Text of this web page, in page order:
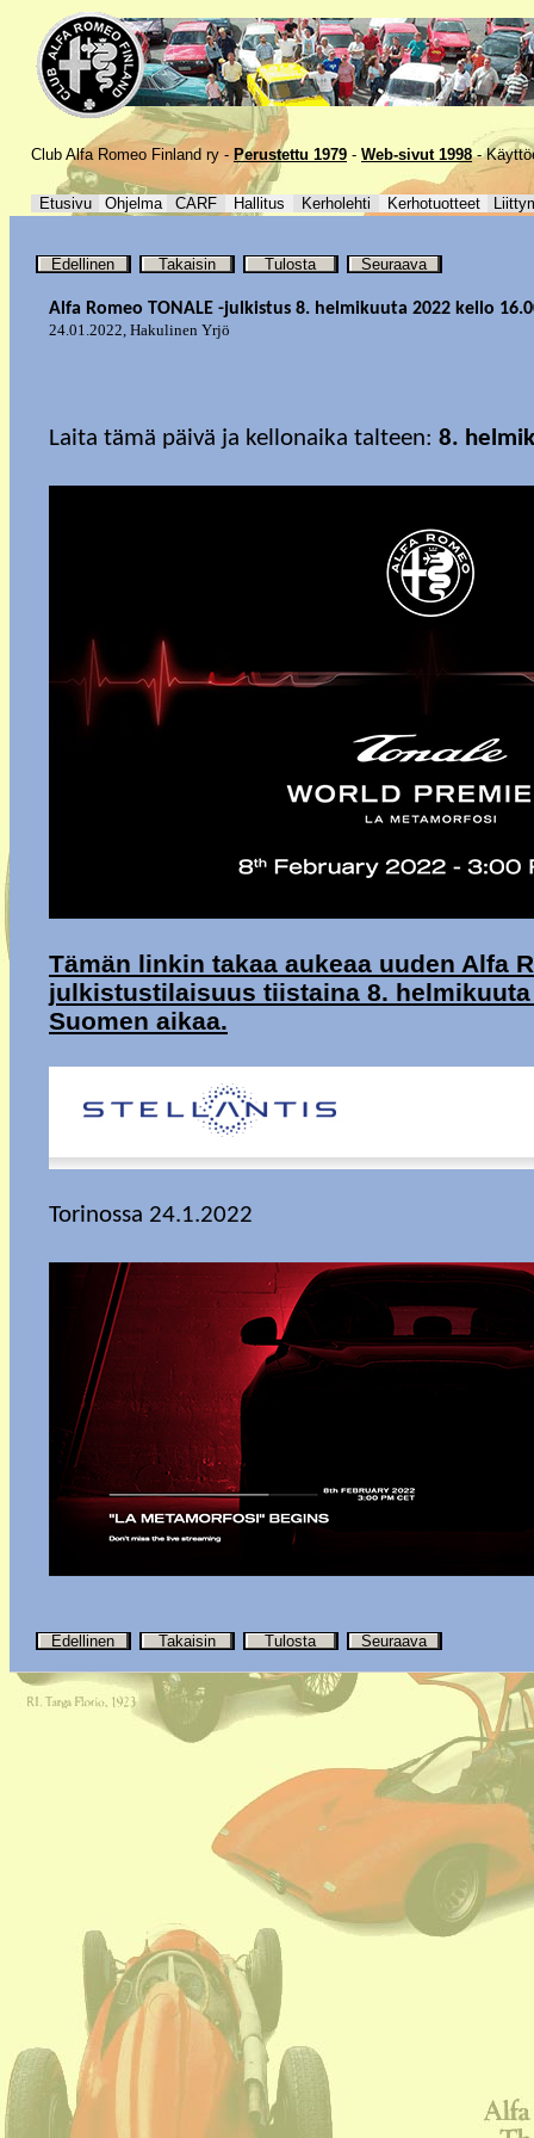
Club Alfa Romeo Finland ry - Perustettu 1979 - Web-sivut 1998 -
Etusivu Ohjelma CARF Hallitus Kerholehti Kerhotuotteet
Edellinen Takaisin Tulosta Seuraava
Alfa Romeo TONALE -julkistus 8. helmikuuta 2022 kello
24.01.2022, Hakulinen Yrjö
Laita tämä päivä ja kellonaika talteen: 8.
Tämän linkin takaa aukeaa uuden Alfa
julkistustilaisuus tiistaina 8. helmikuuta
Suomen aikaa.
Torinossa 24.1.2022
Edellinen Takaisin Tulosta Seuraava